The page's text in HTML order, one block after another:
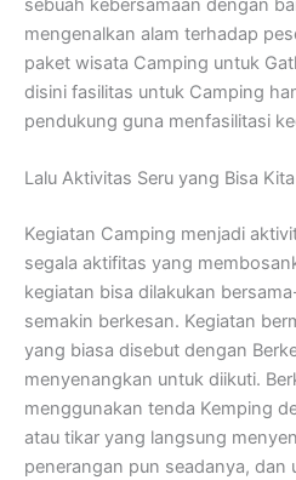
mengenalkan alam terhadap
paket wisata Camping untuk
disini fasilitas untuk Camping
pendukung guna menfasilitasi
Lalu Aktivitas Seru yang Bisa
Kegiatan Camping menjadi
segala aktifitas yang
kegiatan bisa dilakukan
semakin berkesan. Kegiatan
yang biasa disebut dengan
menyenangkan untuk diikuti.
menggunakan tenda Kemping
atau tikar yang langsung
penerangan pun seadanya, dan